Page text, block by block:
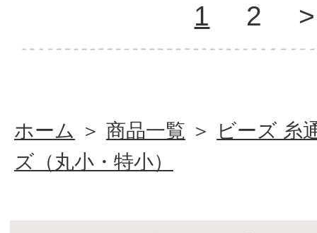
1 2 >
ホーム ＞ 商品一覧 ＞
ビーズ 糸
ズ（丸小・特小）